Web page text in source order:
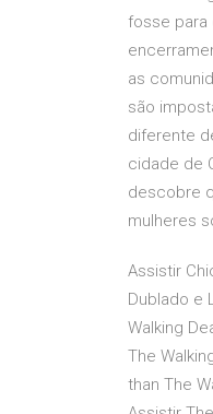
fosse para
as
são
diferente
cidade de
descobre
mulheres
Assistir
Dublado e
Walking
The
than The